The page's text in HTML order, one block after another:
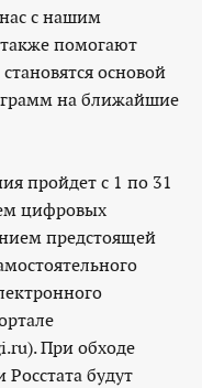
с нашим
помогают
основой
на ближайшие
пройдет с 1 по 31
цифровых
предстоящей
При обходе
будут